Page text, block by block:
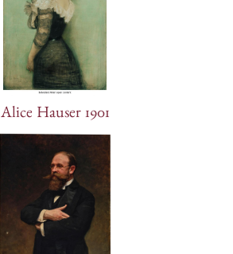
Alice Hauser 1901